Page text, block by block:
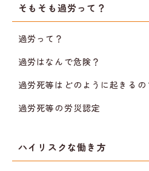
そもそも過労って？
過労って？
過労はなんで危険？
過労死等はどのように起きるの
過労死等の労災認定
ハイリスクな働き方